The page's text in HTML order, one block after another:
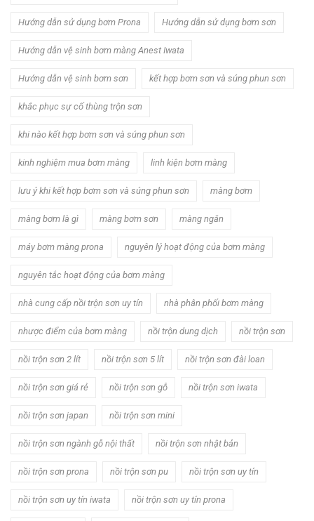
Hướng dẫn sử dụng bơm Prona Hướng dẫn sử dụng bơm sơn
Hướng dẫn vệ sinh bơm màng Anest Iwata
Hướng dẫn vệ sinh bơm sơn kết hợp bơm sơn và súng phun sơn
khắc phục sự cố thùng trộn sơn
khi nào kết hợp bơm sơn và súng phun sơn
kinh nghiệm mua bơm màng linh kiện bơm màng
lưu ý khi kết hợp bơm sơn và súng phun sơn màng bơm
màng bơm là gì màng bơm sơn màng ngăn
máy bơm màng prona nguyên lý hoạt động của bơm màng
nguyên tắc hoạt động của bơm màng
nhà cung cấp nồi trộn sơn uy tín nhà phân phối bơm màng
nhược điểm của bơm màng nồi trộn dung dịch nồi trộn sơn
nồi trộn sơn 2 lít nồi trộn sơn 5 lít nồi trộn sơn đài loan
nồi trộn sơn giá rẻ nồi trộn sơn gỗ nồi trộn sơn iwata
nồi trộn sơn japan nồi trộn sơn mini
nồi trộn sơn ngành gỗ nội thất nồi trộn sơn nhật bản
nồi trộn sơn prona nồi trộn sơn pu nồi trộn sơn uy tín
nồi trộn sơn uy tín iwata nồi trộn sơn uy tín prona